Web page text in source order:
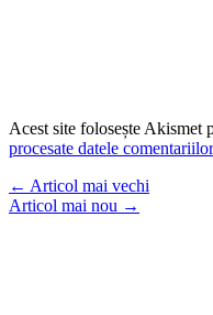
Acest site folosește Akismet
procesate datele
← Articol mai vechi
Articol mai nou →